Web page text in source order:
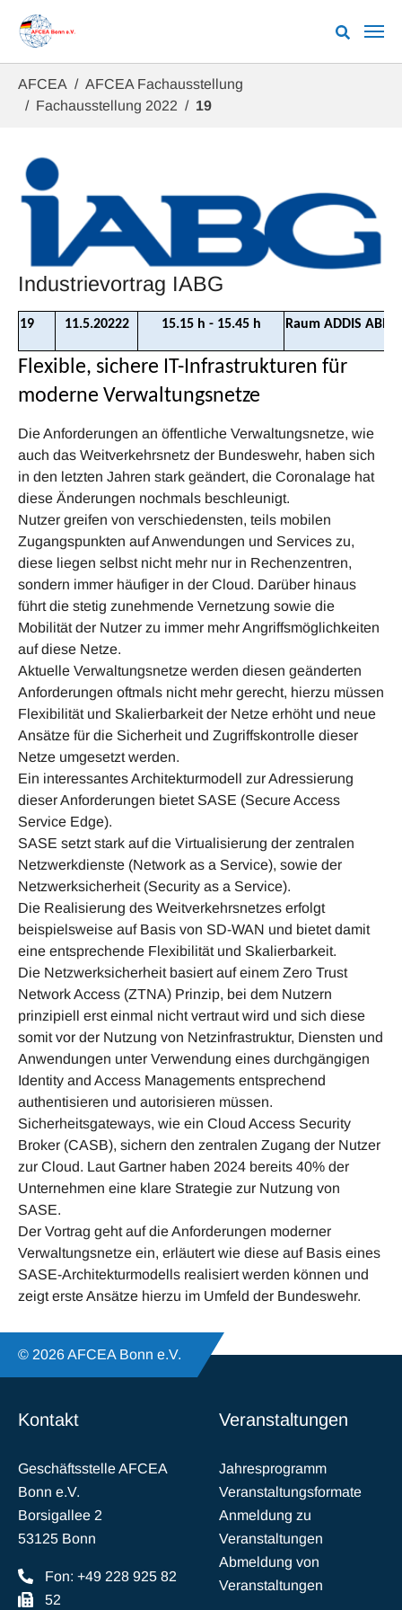
AFCEA
AFCEA Fachausstellung
Fachausstellung 2022
19
Industrievortrag IABG
19 11.5.20222 15.15 h - 15.45 h Raum ADDIS
Flexible, sichere IT-Infrastrukturen für
moderne Verwaltungsnetze
Die Anforderungen an öffentliche Verwaltungsnetze, wie
auch das Weitverkehrsnetz der Bundeswehr, haben sich
in den letzten Jahren stark geändert, die Coronalage hat
diese Änderungen nochmals beschleunigt.
Nutzer greifen von verschiedensten, teils mobilen
Zugangspunkten auf Anwendungen und Services zu,
diese liegen selbst nicht mehr nur in Rechenzentren,
sondern immer häufiger in der Cloud. Darüber hinaus
führt die stetig zunehmende Vernetzung sowie die
Mobilität der Nutzer zu immer mehr Angriffsmöglichkeiten
auf diese Netze.
Aktuelle Verwaltungsnetze werden diesen geänderten
Anforderungen oftmals nicht mehr gerecht, hierzu müssen
Flexibilität und Skalierbarkeit der Netze erhöht und neue
Ansätze für die Sicherheit und Zugriffskontrolle dieser
Netze umgesetzt werden.
Ein interessantes Architekturmodell zur Adressierung
dieser Anforderungen bietet SASE (Secure Access
Service Edge).
SASE setzt stark auf die Virtualisierung der zentralen
Netzwerkdienste (Network as a Service), sowie der
Netzwerksicherheit (Security as a Service).
Die Realisierung des Weitverkehrsnetzes erfolgt
beispielsweise auf Basis von SD-WAN und bietet damit
eine entsprechende Flexibilität und Skalierbarkeit.
Die Netzwerksicherheit basiert auf einem Zero Trust
Network Access (ZTNA) Prinzip, bei dem Nutzern
prinzipiell erst einmal nicht vertraut wird und sich diese
somit vor der Nutzung von Netzinfrastruktur, Diensten und
Anwendungen unter Verwendung eines durchgängigen
Identity and Access Managements entsprechend
authentisieren und autorisieren müssen.
Sicherheitsgateways, wie ein Cloud Access Security
Broker (CASB), sichern den zentralen Zugang der Nutzer
zur Cloud. Laut Gartner haben 2024 bereits 40% der
Unternehmen eine klare Strategie zur Nutzung von
SASE.
Der Vortrag geht auf die Anforderungen moderner
Verwaltungsnetze ein, erläutert wie diese auf Basis eines
SASE-Architekturmodells realisiert werden können und
zeigt erste Ansätze hierzu im Umfeld der Bundeswehr.
© 2026 AFCEA Bonn e.V.
Kontakt
Geschäftsstelle AFCEA
Bonn e.V.
Borsigallee 2
53125 Bonn
Fon: +49 228 925 82
52
Veranstaltungen
Jahresprogramm
Veranstaltungsformate
Anmeldung zu
Veranstaltungen
Abmeldung von
Veranstaltungen